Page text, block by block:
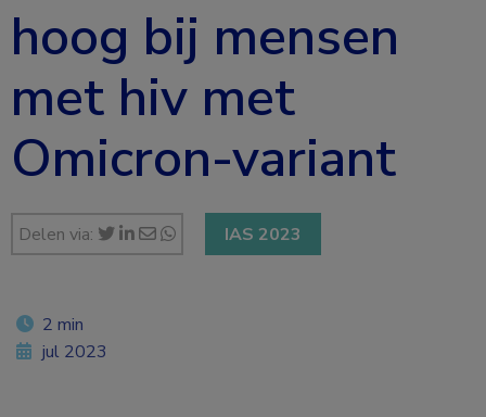
hoog bij mensen
met hiv met
Omicron-variant
Delen via: IAS 2023
2 min
jul 2023